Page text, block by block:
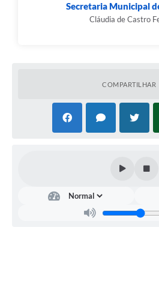
Listagem de Contribuintes Inscritos na
Secretaria Municipal
Cláudia de Castro
COMPARTILHAR